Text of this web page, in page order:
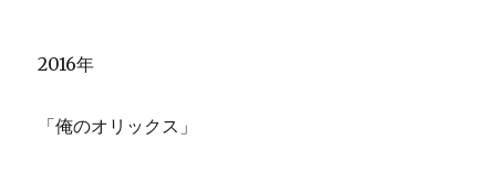
2016年
「俺のオリックス」